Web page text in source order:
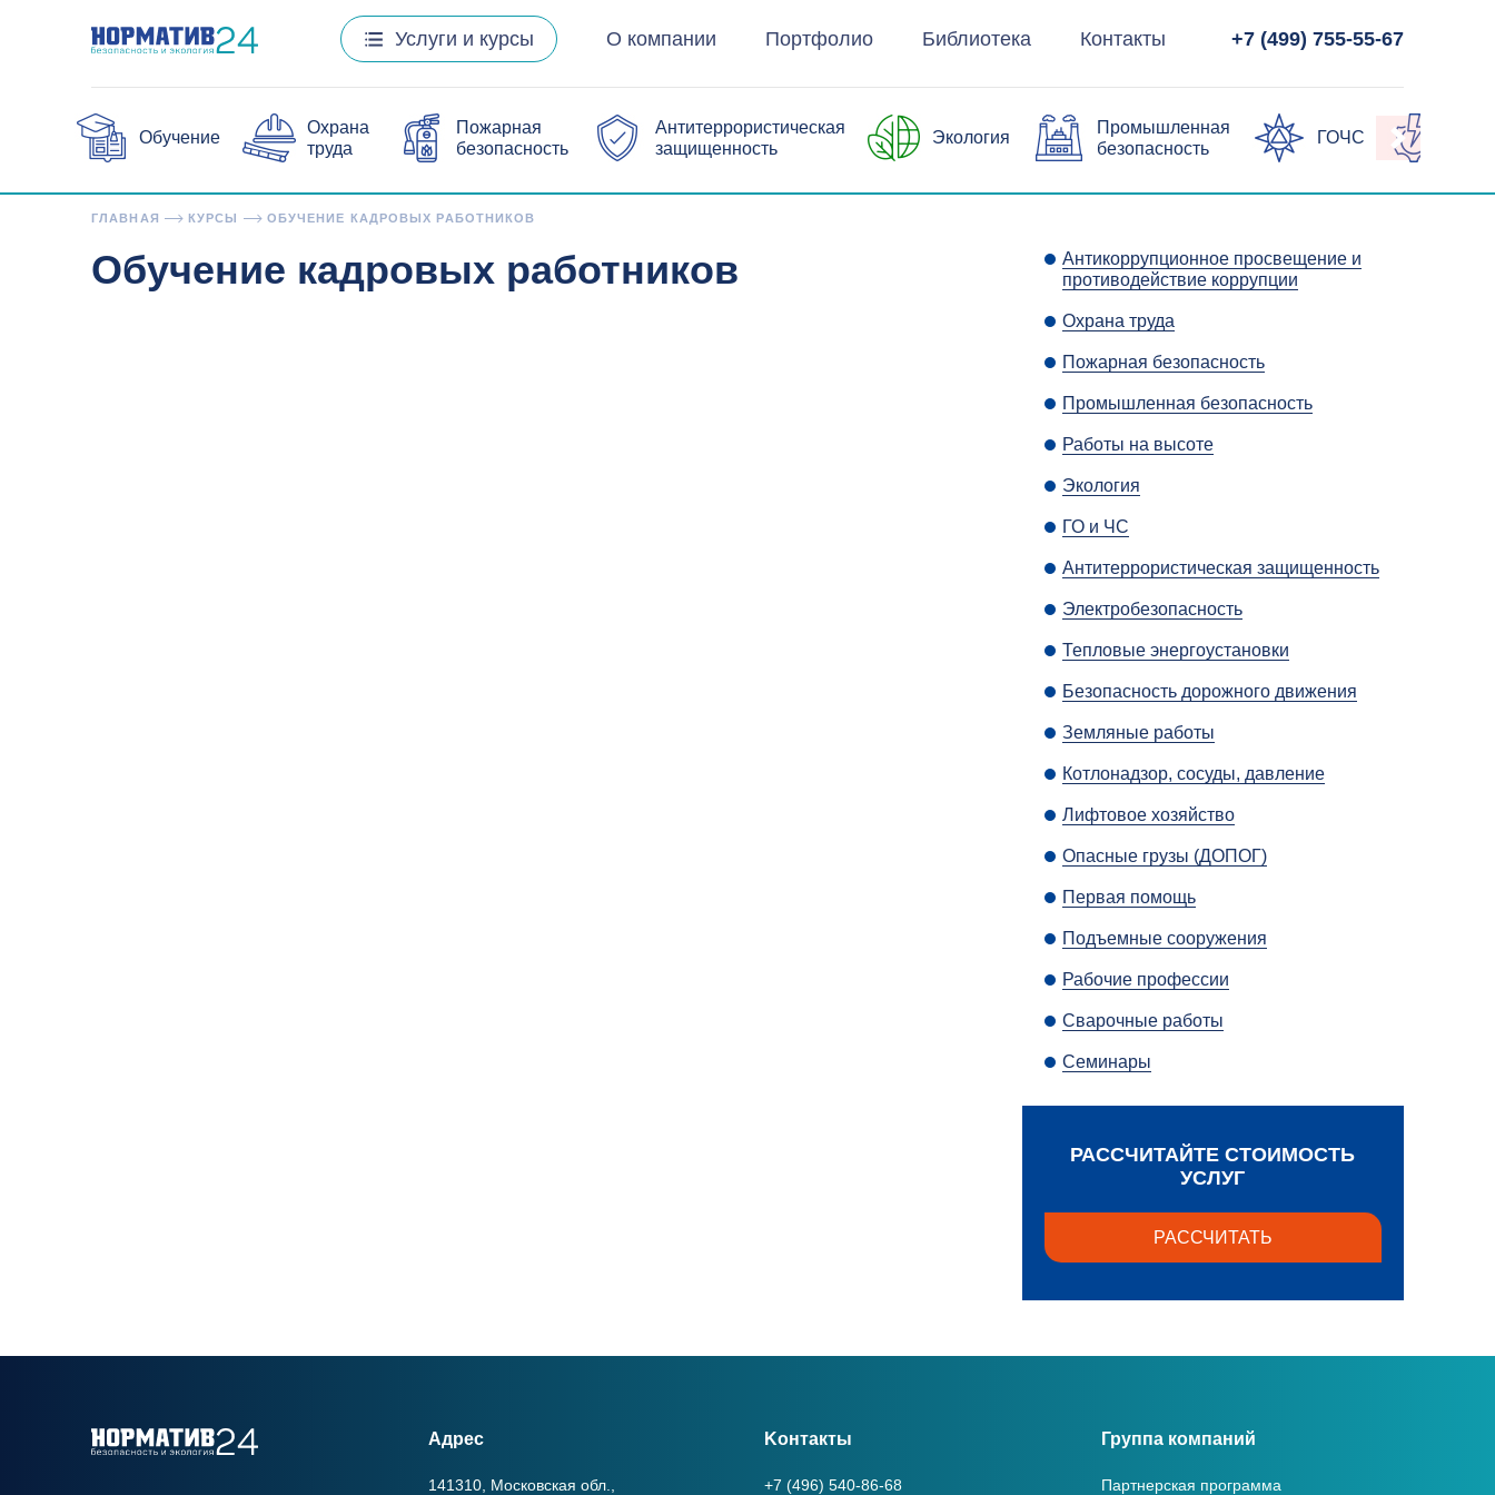
Услуги и курсы О компании Портфолио Библиотека Контакты +7 (499) 755-55-67
Обучение
Охрана
труда
Пожарная
безопасность
Антитеррористическая
защищенность
Экология
Промышленная
безопасность
ГОЧС
ГЛАВНАЯ КУРСЫ ОБУЧЕНИЕ КАДРОВЫХ РАБОТНИКОВ
Обучение кадровых работников
Антикоррупционное просвещение и
противодействие коррупции
Охрана труда
Пожарная безопасность
Промышленная безопасность
Работы на высоте
Экология
ГО и ЧС
Антитеррористическая защищенность
Электробезопасность
Тепловые энергоустановки
Безопасность дорожного движения
Земляные работы
Котлонадзор, сосуды, давление
Лифтовое хозяйство
Опасные грузы (ДОПОГ)
Первая помощь
Подъемные сооружения
Рабочие профессии
Сварочные работы
Семинары
РАССЧИТАЙТЕ СТОИМОСТЬ
УСЛУГ
РАССЧИТАТЬ
Адрес
141310, Московская обл.,
Kонтакты
+7 (496) 540-86-68
Группа компаний
Партнерская программа